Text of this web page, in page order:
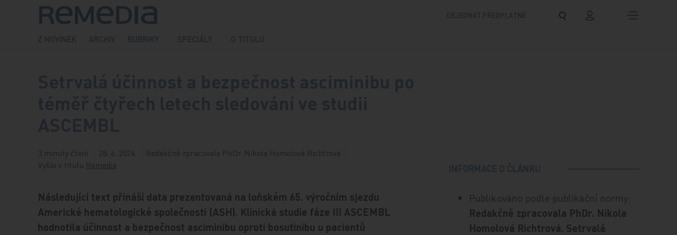
Přeskočit na obsah
3 minuty čtení 28. 6. 2024
Redakčně zpracovala PhDr. Nikola Homolová Richtrová
Vyšlo v titulu Remedia
Následující text přináší data prezentovaná na loňském 65. výročním sjezdu
Americké hematologické společnosti (ASH). Klinická studie fáze III ASCEMBL
hodnotila účinnost a bezpečnost asciminibu oproti bosutinibu u pacientů
Publikováno podle publikační normy:
Redakčně zpracovala PhDr. Nikola
Homolová Richtrová. Setrvalá